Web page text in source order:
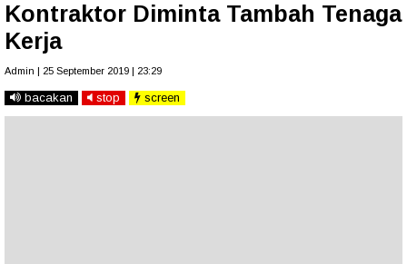
Kontraktor Diminta Tambah Tenaga
Kerja
Admin | 25 September 2019 | 23:29
bacakan stop screen